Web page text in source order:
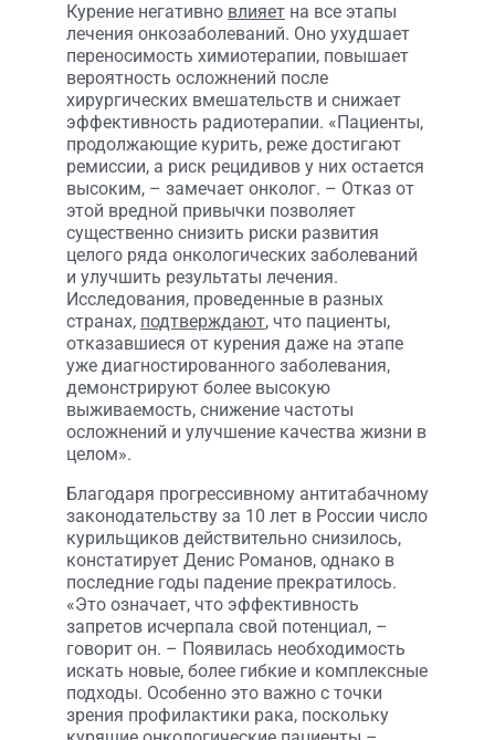
Курение негативно влияет на все этапы
лечения онкозаболеваний. Оно ухудшает
переносимость химиотерапии, повышает
вероятность осложнений после
хирургических вмешательств и снижает
эффективность радиотерапии. «Пациенты,
продолжающие курить, реже достигают
ремиссии, а риск рецидивов у них остается
высоким, – замечает онколог. – Отказ от
этой вредной привычки позволяет
существенно снизить риски развития
целого ряда онкологических заболеваний
и улучшить результаты лечения.
Исследования, проведенные в разных
странах, подтверждают, что пациенты,
отказавшиеся от курения даже на этапе
уже диагностированного заболевания,
демонстрируют более высокую
выживаемость, снижение частоты
осложнений и улучшение качества жизни в
целом».
Благодаря прогрессивному антитабачному
законодательству за 10 лет в России число
курильщиков действительно снизилось,
констатирует Денис Романов, однако в
последние годы падение прекратилось.
«Это означает, что эффективность
запретов исчерпала свой потенциал, –
говорит он. – Появилась необходимость
искать новые, более гибкие и комплексные
подходы. Особенно это важно с точки
зрения профилактики рака, поскольку